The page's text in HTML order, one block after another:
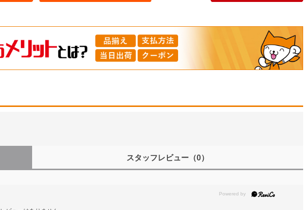
スタッフレビュー （0）